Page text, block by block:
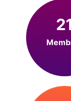
21